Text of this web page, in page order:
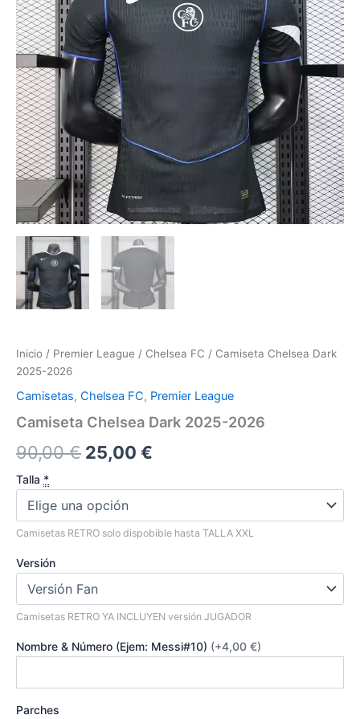
Inicio / Premier League / Chelsea FC / Camiseta Chelsea Dark
2025-2026
Camisetas, Chelsea FC, Premier League
Camiseta Chelsea Dark 2025-2026
90,00€ El
original
era:
25,00 €
es:
Talla *
Camisetas RETRO solo dispobible hasta TALLA XXL
Versión
Camisetas RETRO YA INCLUYEN versión JUGADOR
Nombre & Número (Ejem: Messi#10) (+4,00 €)
Parches